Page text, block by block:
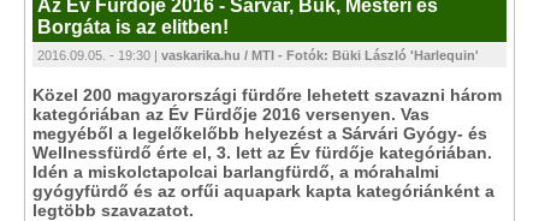
Az Év Fürdője 2016 - Sárvár, Bük, Mesteri és
Borgáta is az elitben!
2016.09.05. - 19:30 | vaskarika.hu / MTI - Fotók: Büki László 'Harlequin'
Közel 200 magyarországi fürdőre lehetett szavazni három
kategóriában az Év Fürdője 2016 versenyen. Vas
megyéből a legelőkelőbb helyezést a Sárvári Gyógy- és
Wellnessfürdő érte el, 3. lett az Év fürdője kategóriában.
Idén a miskolctapolcai barlangfürdő, a mórahalmi
gyógyfürdő és az orfűi aquapark kapta kategóriánként a
legtöbb szavazatot.